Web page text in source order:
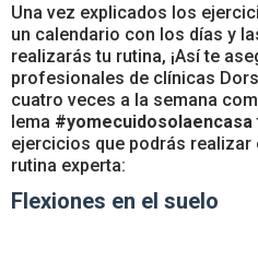
Una vez explicados los
un calendario con los días y
realizarás tu rutina, ¡Así te
profesionales de clínicas
cuatro veces a la semana
lema #yomecuidosolaencasa
ejercicios que podrás
rutina experta:
Flexiones en el suelo